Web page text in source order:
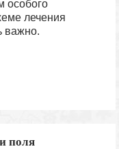
особого
лечения
важно.
поля